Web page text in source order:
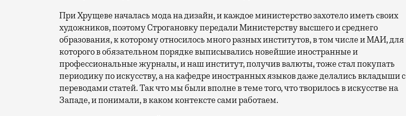
При Хрущеве началась мода на дизайн, и каждое министерство захотело иметь своих
художников, поэтому Строгановку передали Министерству высшего и среднего
образования, к которому относилось много разных институтов, в том числе и МАИ, для
которого в обязательном порядке выписывались новейшие иностранные и
профессиональные журналы, и наш институт, получив валюты, тоже стал покупать
периодику по искусству, а на кафедре иностранных языков даже делались вкладыши с
переводами статей. Так что мы были вполне в теме того, что творилось в искусстве на
Западе, и понимали, в каком контексте сами работаем.